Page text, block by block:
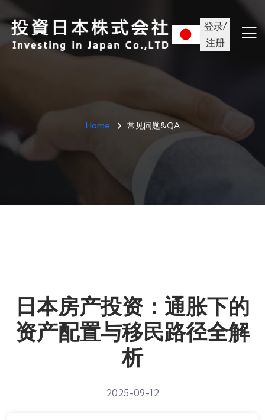
登录/
注册
Home 常见问题&QA
日本房产投资：通胀下的
资产配置与移民路径全解
析
2025-09-12